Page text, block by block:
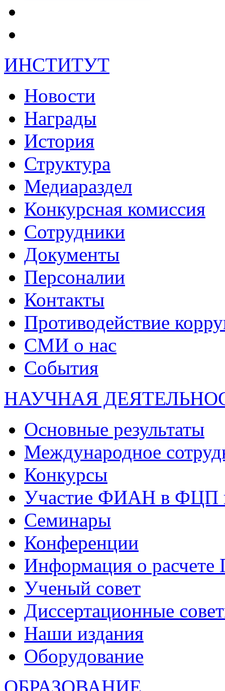
ИНСТИТУТ
Новости
Награды
История
Структура
Медиараздел
Конкурсная комиссия
Сотрудники
Документы
Персоналии
Контакты
Противодействие
СМИ о нас
События
НАУЧНАЯ
Основные результаты
Международное
Конкурсы
Участие ФИАН в ФЦП
Семинары
Конференции
Информация о
Ученый совет
Диссертационные
Наши издания
Оборудование
ОБРАЗОВАНИЕ